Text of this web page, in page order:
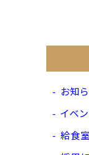
お知ら
イベン
給食室